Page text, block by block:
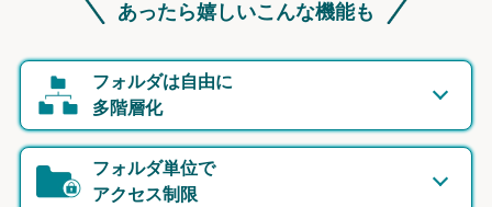
あったら嬉しいこんな機能も
フォルダは自由に
多階層化
フォルダ単位で
アクセス制限